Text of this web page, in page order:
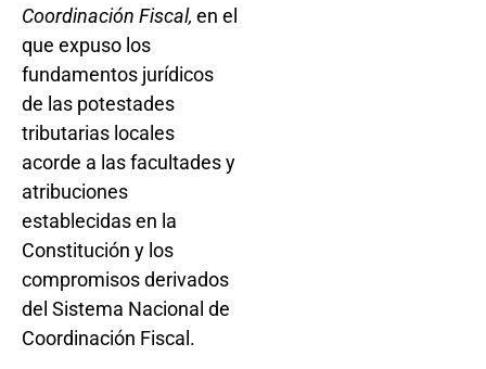
Coordinación Fiscal, en el
que expuso los
fundamentos jurídicos
de las potestades
tributarias locales
acorde a las facultades y
atribuciones
establecidas en la
Constitución y los
compromisos derivados
del Sistema Nacional de
Coordinación Fiscal.